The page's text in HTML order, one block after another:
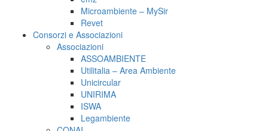
Microambiente – MySir
Revet
Consorzi e Associazioni
Associazioni
ASSOAMBIENTE
Utilitalia – Area Ambiente
Unicircular
UNIRIMA
ISWA
Legambiente